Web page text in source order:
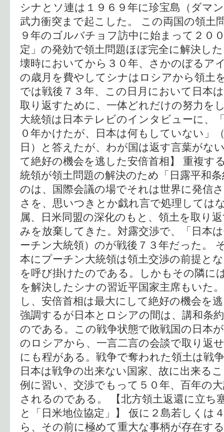
シナとソ連は１９６９年に珍宝島（ダマ
武力衝突まで起こした。 この両国の領土
９年のゴルバチョフ訪中に始まって２０
定」の発効で領土問題ほぼ完全に解決し
壊時においてから３０年、さかのぼるア
の歳月を費やしてシナはロシアから領土
では戦後７３年、この日月において日本
取り返すために、一体どれだけの努力を
大統領は日本テレビのインタビューに、
０年かけたが、日本は何もしていない」
日）と答えたが、わが国は返す言葉がな
て絶好の機会を逃した安倍首相】 重複す
統領が領土問題の解決のため「日露平和
のは、国際会議の場でそれは世界に発信
さを、思いつきとか戯れ言で処理しては
属、日米同盟の深化のもと、領土を取り
みを放棄してきた。対露交渉で、「日本
ーチン大統領）のが戦後７３年だった。
本にプーチン大統領は領土交渉の前提と
を呼び掛けたのである。しかもその隣に
を解決したシナの習近平国家主席もいた
し、安倍首相は最大にして絶好の機会を
強調するが日本とロシアの間は、講和条
のである。この戦争状態で敗戦国の日本
のロシアから、一言二言の会談で取り返
にも程がある。戦争で奪われた領土は戦
日本は戦争の出来ない国家、故に出来る
例に習い、交渉でもって５０年、百年の
されるのである。 【北方領土返還に立ち
と「日米地位協定」】 仮に２島若しくは
ら、その前に極めて重大な事柄が存在す